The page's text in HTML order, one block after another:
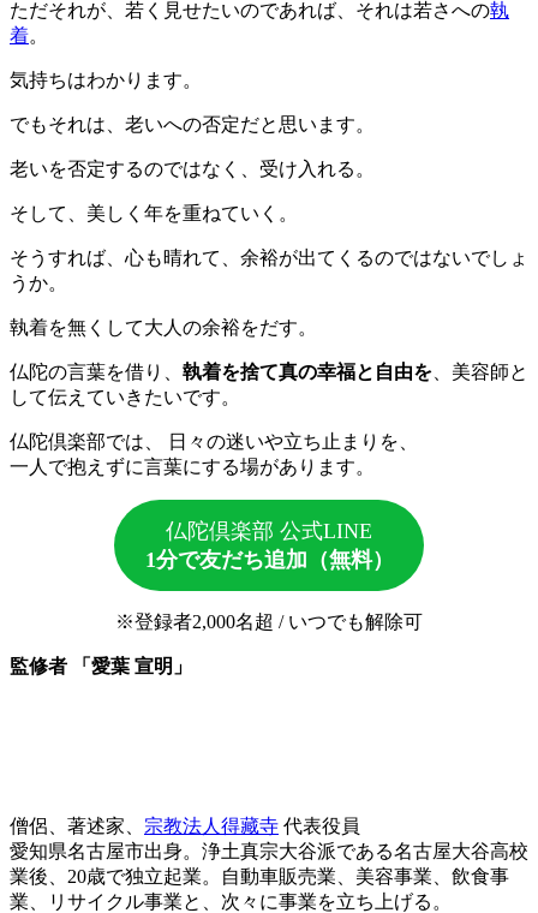
ただそれが、若く見せたいのであれば、それは若さへの執
着。
気持ちはわかります。
でもそれは、老いへの否定だと思います。
老いを否定するのではなく、受け入れる。
そして、美しく年を重ねていく。
そうすれば、心も晴れて、余裕が出てくるのではないでしょ
うか。
執着を無くして大人の余裕をだす。
仏陀の言葉を借り、 執着を捨て真の幸福と自由を 、美容師と
して伝えていきたいです。
仏陀倶楽部では、 日々の迷いや立ち止まりを、
一人で抱えずに言葉にする場があります。
仏陀倶楽部 公式LINE
1分で友だち追加（無料）
※登録者2,000名超 / いつでも解除可
監修者 「愛葉 宣明」
僧侶、著述家、 宗教法人得藏寺 代表役員
愛知県名古屋市出身。浄土真宗大谷派である名古屋大谷高校
業後、20歳で独立起業。自動車販売業、美容事業、飲食事
業、リサイクル事業と、次々に事業を立ち上げる。